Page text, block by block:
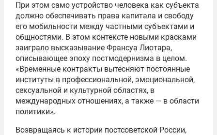
При этом само устройство человека как субъекта
должно обеспечивать права капитала и свободу
его мобильности между частными субъектами и
общностями. В этом контексте новыми красками
заиграло высказывание Франсуа Лиотара,
описывающее эпоху постмодернизма в целом.
«Временные контракты вытесняют постоянные
институты в профессиональной, эмоциональной,
сексуальной и культурной областях, в
международных отношениях, а также — в области
политики».
Возвращаясь к истории постсоветской России,